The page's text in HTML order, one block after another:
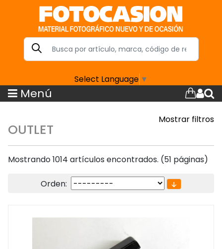
Select Language ▼
Menú
Mostrar filtros
OUTLET
Mostrando 1014 artículos encontrados. (51 páginas)
Orden: